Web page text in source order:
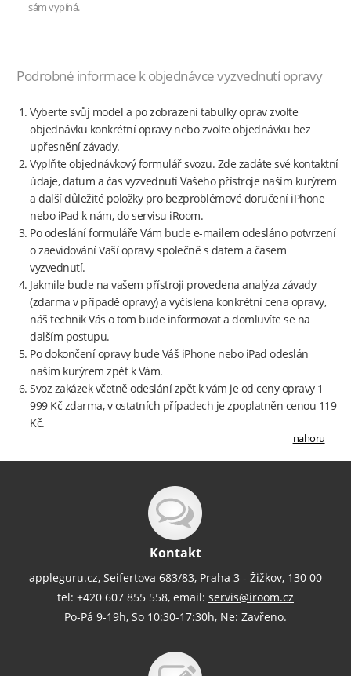
sám vypíná.
Podrobné informace k objednávce vyzvednutí opravy
Vyberte svůj model a po zobrazení tabulky oprav zvolte
objednávku konkrétní opravy nebo zvolte objednávku bez
upřesnění závady.
Vyplňte objednávkový formulář svozu. Zde zadáte své kontaktní
údaje, datum a čas vyzvednutí Vašeho přístroje naším kurýrem
a další důležité položky pro bezproblémové doručení iPhone
nebo iPad k nám, do servisu iRoom.
Po odeslání formuláře Vám bude e-mailem odesláno potvrzení
o zaevidování Vaší opravy společně s datem a časem
vyzvednutí.
Jakmile bude na vašem přístroji provedena analýza závady
(zdarma v případě opravy) a vyčíslena konkrétní cena opravy,
náš technik Vás o tom bude informovat a domluvíte se na
dalším postupu.
Po dokončení opravy bude Váš iPhone nebo iPad odeslán
naším kurýrem zpět k Vám.
Svoz zakázek včetně odeslání zpět k vám je od ceny opravy 1
999 Kč zdarma, v ostatních případech je zpoplatněn cenou 119
Kč.
nahoru
Kontakt
appleguru.cz, Seifertova 683/83, Praha 3 - Žižkov, 130 00
tel: +420 607 855 558, email: servis@iroom.cz
Po-Pá 9-19h, So 10:30-17:30h, Ne: Zavřeno.